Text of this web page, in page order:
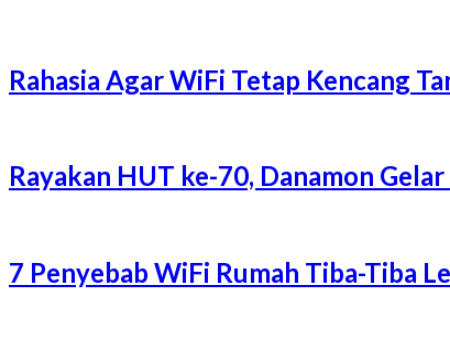
Rahasia Agar WiFi Tetap Kencang
Rayakan HUT ke-70, Danamon
7 Penyebab WiFi Rumah Tiba-Tiba